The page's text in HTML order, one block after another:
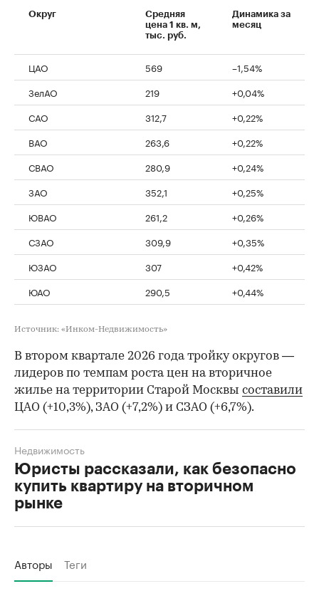
Округ
Средняя
цена 1 кв. м,
тыс. руб.
Динамика за
месяц
ЦАО 569
–1,54%
ЗелАО
219
+0,04%
САО
312,7
+0,22%
ВАО
263,6
+0,22%
СВАО
280,9
+0,24%
ЗАО
352,1
+0,25%
ЮВАО
261,2
+0,26%
СЗАО
309,9
+0,35%
ЮЗАО
307
+0,42%
ЮАО
290,5 +0,44%
Источник: «Инком-Недвижимость»
В втором квартале 2026 года тройку округов —
лидеров по темпам роста цен на вторичное
жилье на территории Старой Москвы составили
ЦАО (+10,3%), ЗАО (+7,2%) и СЗАО (+6,7%).
Юристы рассказали, как безопасно
купить квартиру на вторичном
рынке
Недвижимость
Авторы Теги